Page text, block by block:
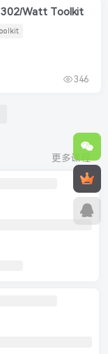
302/Watt Toolkit
346
更多课程